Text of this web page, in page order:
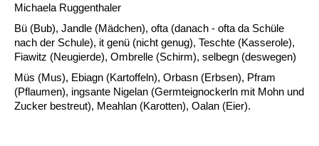
Natur und Landwirtschaft
Fluchen und Reden
Mensch, Tier und Alltag
Michaela Ruggenthaler
Bü (Bub), Jandle (Mädchen), ofta (danach - ofta da Schüle
nach der Schule), it genü (nicht genug), Teschte (Kasserole),
Fiawitz (Neugierde), Ombrelle (Schirm), selbegn (deswegen)
Müs (Mus), Ebiagn (Kartoffeln), Orbasn (Erbsen), Pfram
(Pflaumen), ingsante Nigelan (Germteignockerln mit Mohn und
Zucker bestreut), Meahlan (Karotten), Oalan (Eier).